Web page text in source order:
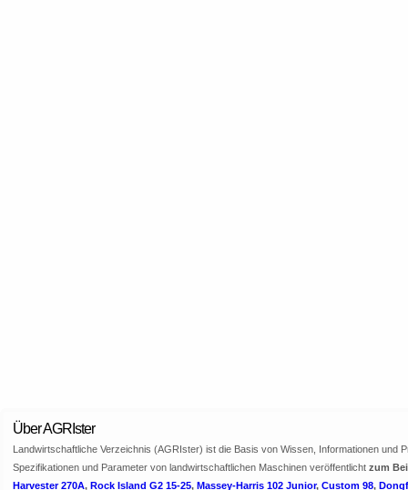
Über AGRIster
Landwirtschaftliche Verzeichnis (AGRIster) ist die Basis von Wissen, Informationen
Spezifikationen und Parameter von landwirtschaftlichen Maschinen veröffentlicht zum
Harvester 270A, Rock Island G2 15-25, Massey-Harris 102 Junior, Custom 98,